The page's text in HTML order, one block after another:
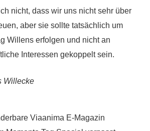
nicht, dass wir uns nicht sehr über
aber sie sollte tatsächl ich um
Willens erfolgen und nicht an
Interessen gekoppelt sein.
Willecke
Viaanima E-Magazin